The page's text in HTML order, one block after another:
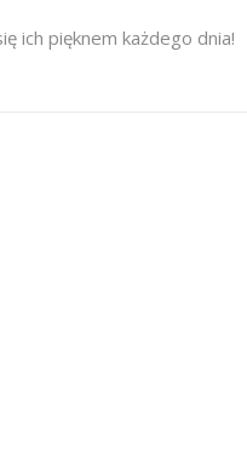
ich pięknem każdego dnia!